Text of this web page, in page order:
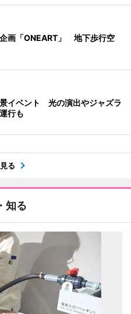
画「ONEART」 地下歩行空
イベント 光の演出やジャズラ
行も
る
知る